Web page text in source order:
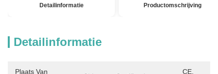
Detailinformatie Productomschrijving
Detailinformatie
Plaats Van
CE,